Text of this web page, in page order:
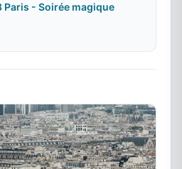
Paris - Soirée magique